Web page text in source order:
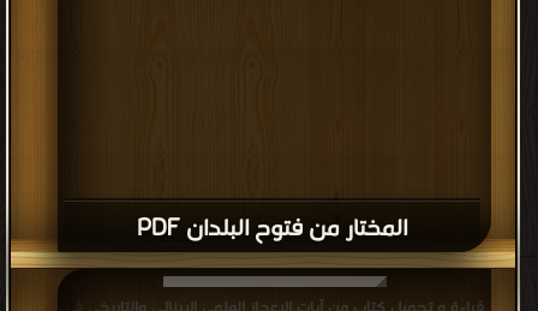
المختار من فتوح البلدان PDF